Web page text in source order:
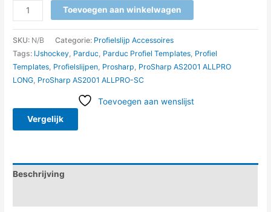
Toevoegen aan winkelwagen
SKU: N/B Categorie: Profielslijp Accessoires
Tags: IJshockey Parduc Parduc Profiel Templates Profiel
Templates Profielslijpen Prosharp ProSharp AS2001 ALLPRO
LONG ProSharp AS2001 ALLPRO-SC
Toevoegen aan wenslijst
Vergelijk
Beschrijving